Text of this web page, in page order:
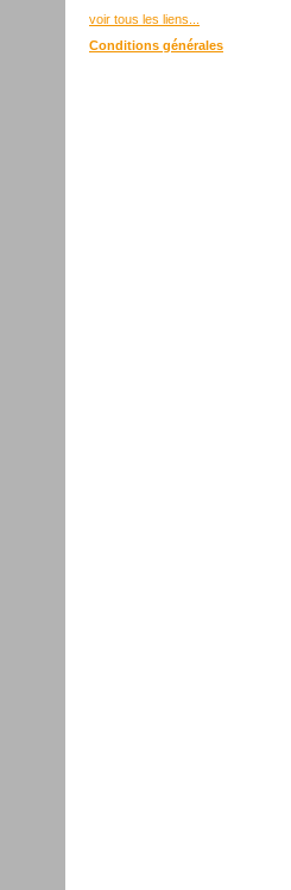
voir tous les liens...
Conditions générales